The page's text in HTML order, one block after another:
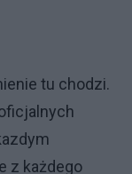
tu chodzi.
z każdego